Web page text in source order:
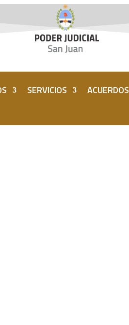
SERVICIOS ACUERDOS